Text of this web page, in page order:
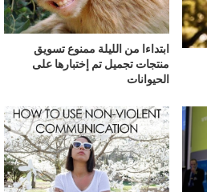
ابتداءا من الليلة ممنوع تسويق
منتجات تجميل تم إختبارها على
الحيوانات